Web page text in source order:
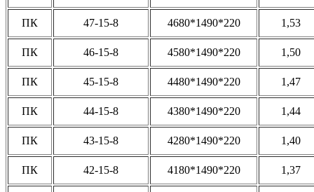
ПК 47-15-8 4680*1490*220 1,53
ПК 46-15-8 4580*1490*220 1,50
ПК 45-15-8 4480*1490*220 1,47
ПК 44-15-8 4380*1490*220 1,44
ПК 43-15-8 4280*1490*220 1,40
ПК 42-15-8 4180*1490*220 1,37